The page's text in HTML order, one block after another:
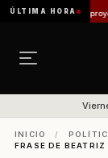
ÚLTIMA HORA
Magallanes proyecta
INICIO /
FRASE DE BEATRIZ